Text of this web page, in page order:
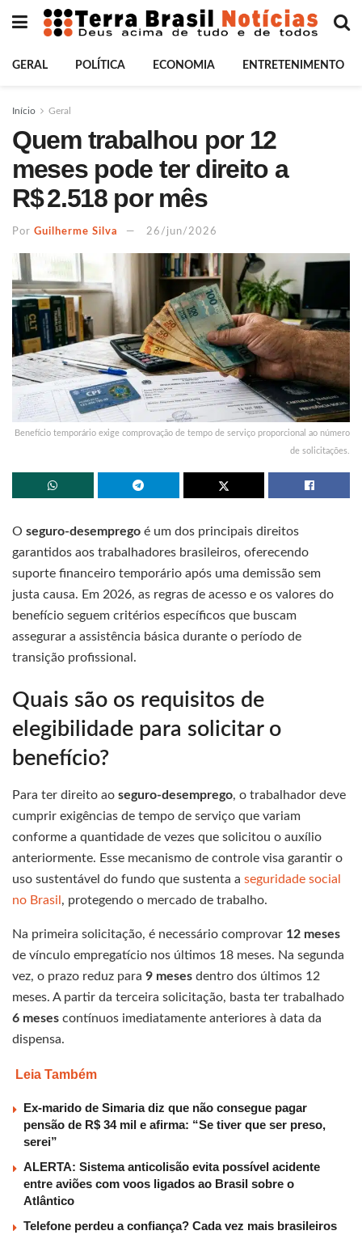
GERAL POLÍTICA ECONOMIA ENTRETENIMENTO
Início Geral
Quem trabalhou por 12
meses pode ter direito a
R$ 2.518 por mês
Por Guilherme Silva 26/jun/2026
Benefício temporário exige comprovação de tempo de serviço proporcional ao número
de solicitações.
O seguro-desemprego é um dos principais direitos
garantidos aos trabalhadores brasileiros, oferecendo
suporte financeiro temporário após uma demissão sem
justa causa. Em 2026, as regras de acesso e os valores do
benefício seguem critérios específicos que buscam
assegurar a assistência básica durante o período de
transição profissional.
Quais são os requisitos de
elegibilidade para solicitar o
benefício?
Para ter direito ao seguro-desemprego, o trabalhador deve
cumprir exigências de tempo de serviço que variam
conforme a quantidade de vezes que solicitou o auxílio
anteriormente. Esse mecanismo de controle visa garantir o
uso sustentável do fundo que sustenta a seguridade social
no Brasil , protegendo o mercado de trabalho.
Na primeira solicitação, é necessário comprovar 12 meses
de vínculo empregatício nos últimos 18 meses. Na segunda
vez, o prazo reduz para 9 meses dentro dos últimos 12
meses. A partir da terceira solicitação, basta ter trabalhado
6 meses contínuos imediatamente anteriores à data da
dispensa.
Leia Também
Ex-marido de Simaria diz que não consegue pagar
pensão de R$ 34 mil e afirma: “Se tiver que ser preso,
serei”
ALERTA: Sistema anticolisão evita possível acidente
entre aviões com voos ligados ao Brasil sobre o
Atlântico
Telefone perdeu a confiança? Cada vez mais brasileiros